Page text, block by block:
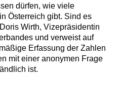
dürfen, wie viele
Österreich gibt. Sind es
Wirth, Vizepräsidentin
und verweist auf
Erfassung der Zahlen
mit einer anonymen Frage
ist.